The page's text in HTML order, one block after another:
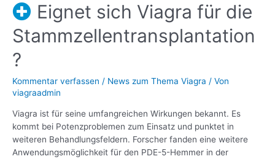
Eignet sich Viagra für die
Stammzellentransplantation
?
Kommentar verfassen / News zum Thema Viagra / Von
viagraadmin
Viagra ist für seine umfangreichen Wirkungen bekannt. Es
kommt bei Potenzproblemen zum Einsatz und punktet in
weiteren Behandlungsfeldern. Forscher fanden eine weitere
Anwendungsmöglichkeit für den PDE-5-Hemmer in der